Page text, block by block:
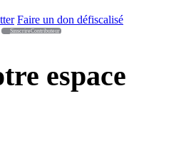
Faire un don défiscalisé
SinscrireContributeur
espace